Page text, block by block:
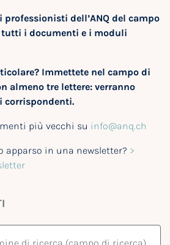
professionisti dell’ANQ del campo
i documenti e i moduli
Immettete nel campo di
almeno tre lettere: verranno
più vecchi su info@anq.ch
apparso in una newsletter? >